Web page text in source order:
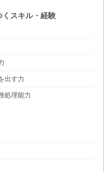
くスキル・経験
出す力
処理能力